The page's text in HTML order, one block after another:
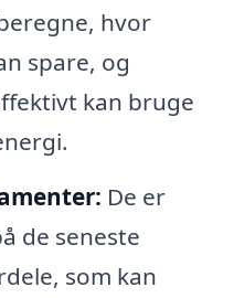
hvor
spare, og
kan bruge
De er
de seneste
som kan